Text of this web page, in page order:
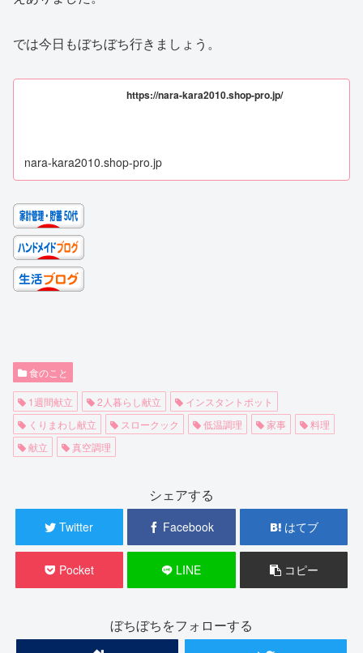
では今日もぼちぼち行きましょう。
https://nara-kara2010.shop-pro.jp/
nara-kara2010.shop-pro.jp
食のこと
1週間献立 2人暮らし献立
インスタントポット
くりまわし献立
スロークック 低温調理 家事
料理
献立
真空調理
シェアする
Twitter Facebook はてブ
Pocket LINE コピー
ぼちぼちをフォローする